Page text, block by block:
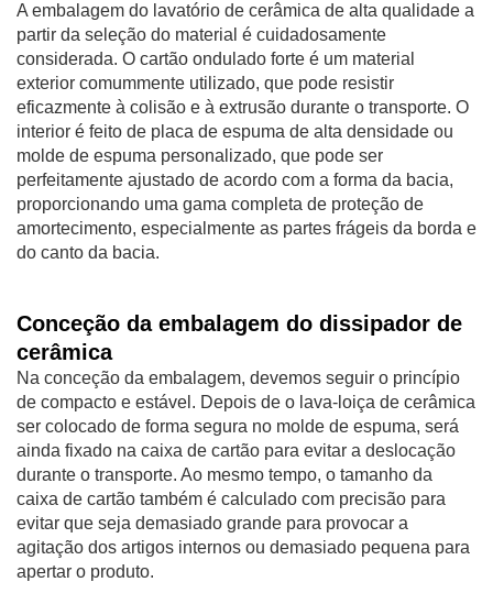
A embalagem do lavatório de cerâmica de alta qualidade a
partir da seleção do material é cuidadosamente
considerada. O cartão ondulado forte é um material
exterior comummente utilizado, que pode resistir
eficazmente à colisão e à extrusão durante o transporte. O
interior é feito de placa de espuma de alta densidade ou
molde de espuma personalizado, que pode ser
perfeitamente ajustado de acordo com a forma da bacia,
proporcionando uma gama completa de proteção de
amortecimento, especialmente as partes frágeis da borda e
do canto da bacia.
Conceção da embalagem do dissipador de
cerâmica
Na conceção da embalagem, devemos seguir o princípio
de compacto e estável. Depois de o lava-loiça de cerâmica
ser colocado de forma segura no molde de espuma, será
ainda fixado na caixa de cartão para evitar a deslocação
durante o transporte. Ao mesmo tempo, o tamanho da
caixa de cartão também é calculado com precisão para
evitar que seja demasiado grande para provocar a
agitação dos artigos internos ou demasiado pequena para
apertar o produto.